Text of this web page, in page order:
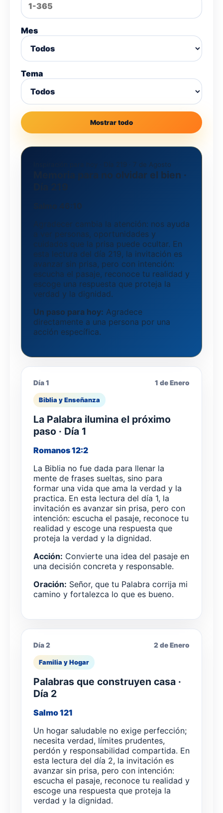
Mes
Tema
Mostrar todo
Inspiración para hoy · Día 219 · 7 de Agosto
Memoria para no olvidar el bien ·
Salmo 46:10
Agradecer cambia la atención: nos ayuda
a ver personas, oportunidades y
cuidados que la prisa puede ocultar. En
esta lectura del día 219, la invitación es
avanzar sin prisa, pero con intención:
escucha el pasaje, reconoce tu realidad y
escoge una respuesta que proteja la
verdad y la dignidad.
Un paso para hoy: Agradece
directamente a una persona por una
acción específica.
Día 1 1 de Enero
Biblia y Enseñanza
La Palabra ilumina el próximo
paso · Día 1
Romanos 12:2
La Biblia no fue dada para llenar la
mente de frases sueltas, sino para
formar una vida que ama la verdad y la
practica. En esta lectura del día 1, la
invitación es avanzar sin prisa, pero con
intención: escucha el pasaje, reconoce tu
realidad y escoge una respuesta que
proteja la verdad y la dignidad.
Acción: Convierte una idea del pasaje en
una decisión concreta y responsable.
Oración: Señor, que tu Palabra corrija mi
camino y fortalezca lo que es bueno.
Día 2 2 de Enero
Familia y Hogar
Palabras que construyen casa ·
Día 2
Salmo 121
Un hogar saludable no exige perfección;
necesita verdad, límites prudentes,
perdón y responsabilidad compartida. En
esta lectura del día 2, la invitación es
avanzar sin prisa, pero con intención:
escucha el pasaje, reconoce tu realidad y
escoge una respuesta que proteja la
verdad y la dignidad.